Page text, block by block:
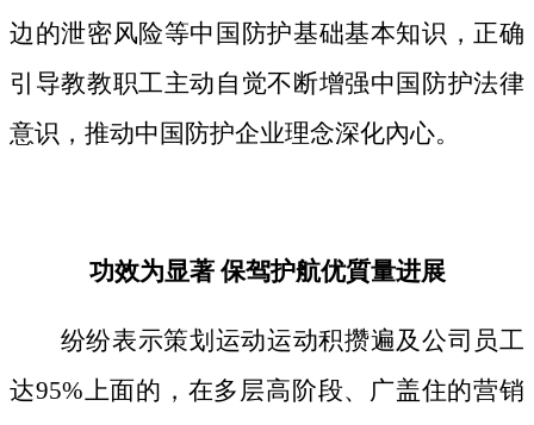
边的泄密风险等中国防护基础基本知识，正确
引导教教职工主动自觉不断增强中国防护法律
意识，推动中国防护企业理念深化內心。
功效为显著 保驾护航优質量进展
纷纷表示策划运动运动积攒遍及公司员工
达95%上面的，在多层高阶段、广盖住的营销